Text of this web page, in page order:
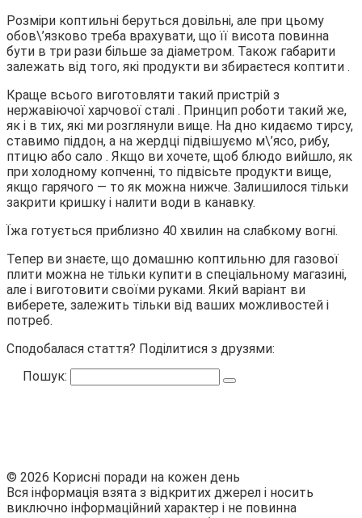
Розміри коптильні беруться довільні, але при цьому
обов\’язково треба врахувати, що її висота повинна
бути в три рази більше за діаметром. Також габарити
залежать від того, які продукти ви збираєтеся коптити .
Краще всього виготовляти такий пристрій з
нержавіючої харчової сталі . Принцип роботи такий же,
як і в тих, які ми розглянули вище. На дно кидаємо тирсу,
ставимо піддон, а на жердці підвішуємо м\’ясо, рибу,
птицю або сало . Якщо ви хочете, щоб блюдо вийшло, як
при холодному копченні, то підвісьте продукти вище,
якщо гарячого — то як можна нижче. Залишилося тільки
закрити кришку і налити води в канавку.
Їжа готується приблизно 40 хвилин на слабкому вогні.
Тепер ви знаєте, що домашню коптильню для газової
плити можна не тільки купити в спеціальному магазині,
але і виготовити своїми руками. Який варіант ви
виберете, залежить тільки від ваших можливостей і
потреб.
Сподобалася стаття? Поділитися з друзями:
Пошук:
© 2026 Корисні поради на кожен день
Вся інформація взята з відкритих джерел і носить
виключно інформаційний характер і не повинна